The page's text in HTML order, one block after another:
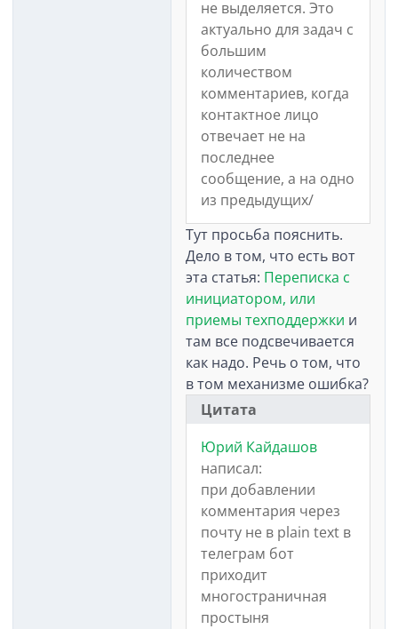
не выделяется. Это
актуально для задач с
большим
количеством
комментариев, когда
контактное лицо
отвечает не на
последнее
сообщение, а на одно
из предыдущих/
Тут просьба пояснить.
Дело в том, что есть вот
эта статья: Переписка с
инициатором, или
приемы техподдержки и
там все подсвечивается
как надо. Речь о том, что
в том механизме ошибка?
Цитата
Юрий Кайдашов
написал:
при добавлении
комментария через
почту не в plain text в
телеграм бот
приходит
многостраничная
простыня